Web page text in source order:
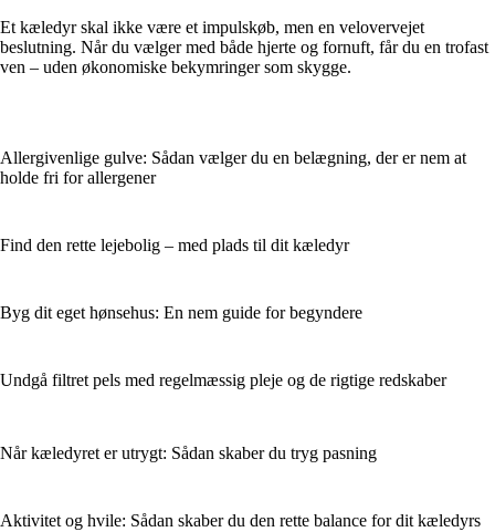
Et kæledyr skal ikke være et impulskøb, men en velovervejet
beslutning. Når du vælger med både hjerte og fornuft, får du en trofast
ven – uden økonomiske bekymringer som skygge.
Allergivenlige gulve: Sådan vælger du en belægning, der er nem at
holde fri for allergener
Find den rette lejebolig – med plads til dit kæledyr
Byg dit eget hønsehus: En nem guide for begyndere
Undgå filtret pels med regelmæssig pleje og de rigtige redskaber
Når kæledyret er utrygt: Sådan skaber du tryg pasning
Aktivitet og hvile: Sådan skaber du den rette balance for dit kæledyrs